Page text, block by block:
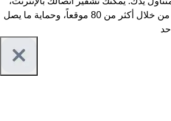
والوصول إلى كل ما تريد من خلال أكثر من 80 موقعاً، وحماية ما يصل